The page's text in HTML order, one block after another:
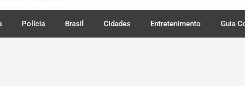
Polícia Brasil Cidades Entretenimento Guia